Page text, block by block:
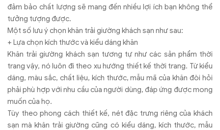
đảm bảo chất lượng sẽ mang đến nhiều lợi ích bạn không thể
tưởng tượng được.
Một số lưu ý chọn khăn trải giường khách sạn như sau:
+ Lựa chọn kích thước và kiểu dáng khăn
Khăn trải giường khách sạn tương tự như các sản phẩm thời
trang vậy, nó luôn đi theo xu hướng thiết kế thời trang. Từ kiểu
dáng, màu sắc, chất liệu, kích thước, mẫu mã của khăn đòi hỏi
phải phù hợp với nhu cầu của người dùng, đáp ứng được mong
muốn của họ.
Tùy theo phong cách thiết kế, nét đặc trưng riêng của khách
sạn mà khăn trải giường cũng có kiểu dáng, kích thước, mẫu